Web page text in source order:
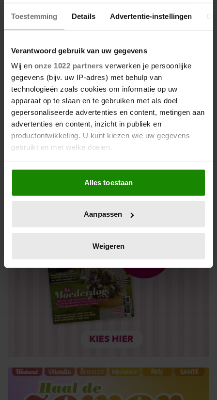
Toestemming Details Advertentie-instellingen
Verantwoord gebruik van uw gegevens
Wij en onze 1022 partners verwerken je persoonlijke
gegevens (bijv. uw IP-adres) met behulp van
technologieën zoals cookies om informatie op uw
apparaat op te slaan en te gebruiken met als doel
gepersonaliseerde advertenties en content, metingen aan
advertenties en content, inzicht in publiek en
productontwikkeling. U kunt kiezen wie uw gegevens
gebruikt en met welke doelen.
Als u het toestaat, willen we ook graag:
Informatie verzamelen over uw geografische locatie,
die tot een paar meter nauwkeurig kan zijn
op specifieke eigenschappen (fingerprinting)
verwerkt en stel uw voorkeuren in het
intrekken in de Cookieverklaring.
We gebruiken cookies om content en advertenties te
personaliseren, om functies voor social media te bieden
en om ons websiteverkeer te analyseren. Ook delen we
informatie over uw gebruik van onze site met onze
partners voor social media, adverteren en analyse. Deze
verzameld op basis van uw gebruik van hun services. U
gaat akkoord met onze cookies als u onze website blijft
gebruiken.
Alles toestaan
Aanpassen
Weigeren
De nieuwe Mijn Geheim ligt nu in de winkel
Abonneren
Digitaal lezen
Los kopen